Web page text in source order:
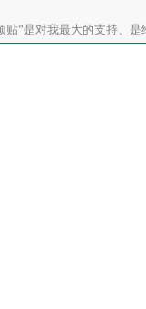
贴”是对我最大的支持、